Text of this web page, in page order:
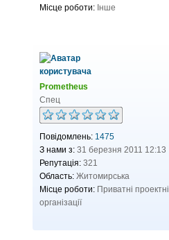
Місце роботи: Інше
Prometheus
Спец
Повідомлень: 1475
З нами з: 31 березня 2011 12:13
Репутація: 321
Область: Житомирська
Місце роботи: Приватні проектні
організації